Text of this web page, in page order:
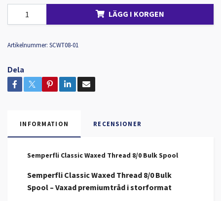
LÄGG I KORGEN
Artikelnummer: SCWT08-01
Dela
INFORMATION RECENSIONER
Semperfli Classic Waxed Thread 8/0 Bulk Spool
Semperfli Classic Waxed Thread 8/0 Bulk
Spool – Vaxad premiumtråd i storformat